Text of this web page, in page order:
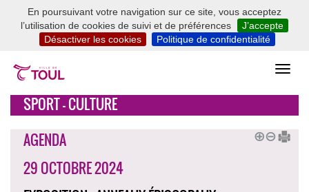
En poursuivant votre navigation sur ce site, vous acceptez
l’utilisation de cookies de suivi et de préférences
J’accepte
Désactiver les cookies
Politique de confidentialité
SPORT - CULTURE
AGENDA
29 OCTOBRE 2024